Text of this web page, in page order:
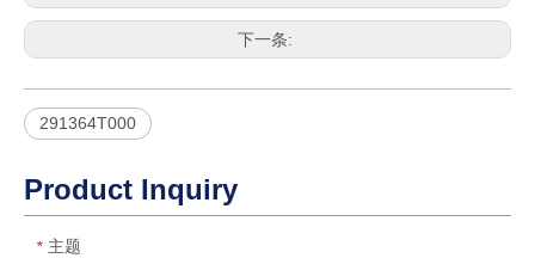
下一条:
291364T000
Product Inquiry
* 主题